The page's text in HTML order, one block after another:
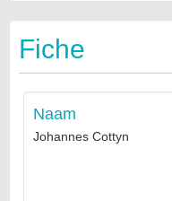
Fiche
Naam
Johannes Cottyn